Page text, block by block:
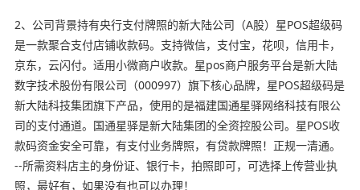
2、公司背景持有央行支付牌照的新大陆公司（A股）星POS超级码
是一款聚合支付店铺收款码。支持微信，支付宝，花呗，信用卡，
京东，云闪付。适用小微商户收款。星pos商户服务平台是新大陆
数字技术股份有限公司（000997）旗下核心品牌，星POS超级码是
新大陆科技集团旗下产品，使用的是福建国通星驿网络科技有限公
司的支付通道。国通星驿是新大陆集团的全资控股公司。星POS收
款码资金安全可靠，有支付业务牌照，有贷款牌照！正规一清通。
--所需资料店主的身份证、银行卡，拍照即可，可选择上传营业执
照，最好有，如果没有也可以办理！